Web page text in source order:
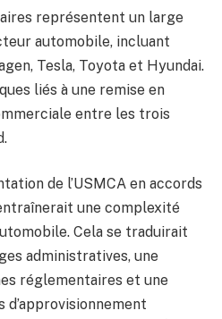
représentent un large
automobile, incluant
Tesla, Toyota et Hyundai.
liés à une remise en
entre les trois
de l’USMCA en accords
une complexité
Cela se traduirait
administratives, une
réglementaires et une